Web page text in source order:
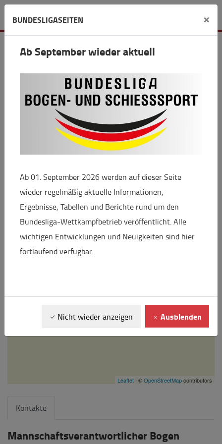
Verein
SV Stahl Unterwellenborn Bogen
Gelängeweg 3
07333 Unterwellenborn
info(at)bogensport-koenitz.de
www.bogensport-koenitz.de
+
−
Leaflet | ©OpenStreetMapcontributors
Kontakte
Mannschaftsverantwortlicher Bogen
BUNDESLIGASEITEN ×
Ab September wieder aktuell
Ab 01. September 2026 werden auf dieser Seite
wieder regelmäßig aktuelle Informationen,
Ergebnisse, Tabellen und Berichte rund um den
Bundesliga-Wettkampfbetrieb veröffentlicht. Alle
wichtigen Entwicklungen und Neuigkeiten sind hier
fortlaufend verfügbar.
Nicht wieder anzeigen Ausblenden